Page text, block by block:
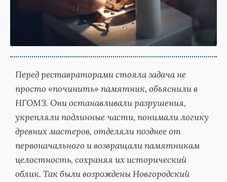
Перед реставраторами стояла задача не
просто «починить» памятник, объяснили в
НГОМЗ. Они останавливали разрушения,
укрепляли подлинные части, понимали логику
древних мастеров, отделяли позднее от
первоначального и возвращали памятникам
целостность, сохраняя их исторический
облик. Так были возрождены Новгородский